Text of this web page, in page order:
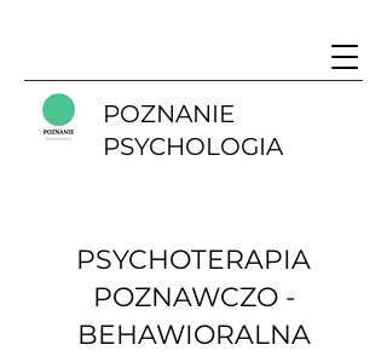
POZNANIE
PSYCHOLOGIA
PSYCHOTERAPIA
POZNAWCZO -
BEHAWIORALNA